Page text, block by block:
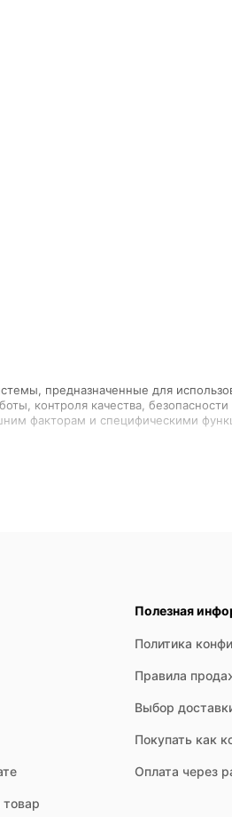
предназначенные для
контроля качества,
товар
Полезная
Политика
Правила
Выбор
Покупать как
Оплата через